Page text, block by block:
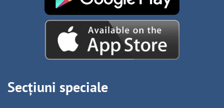
Secțiuni speciale